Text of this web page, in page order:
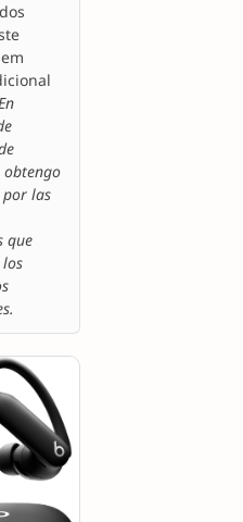
obtengo
por las
que